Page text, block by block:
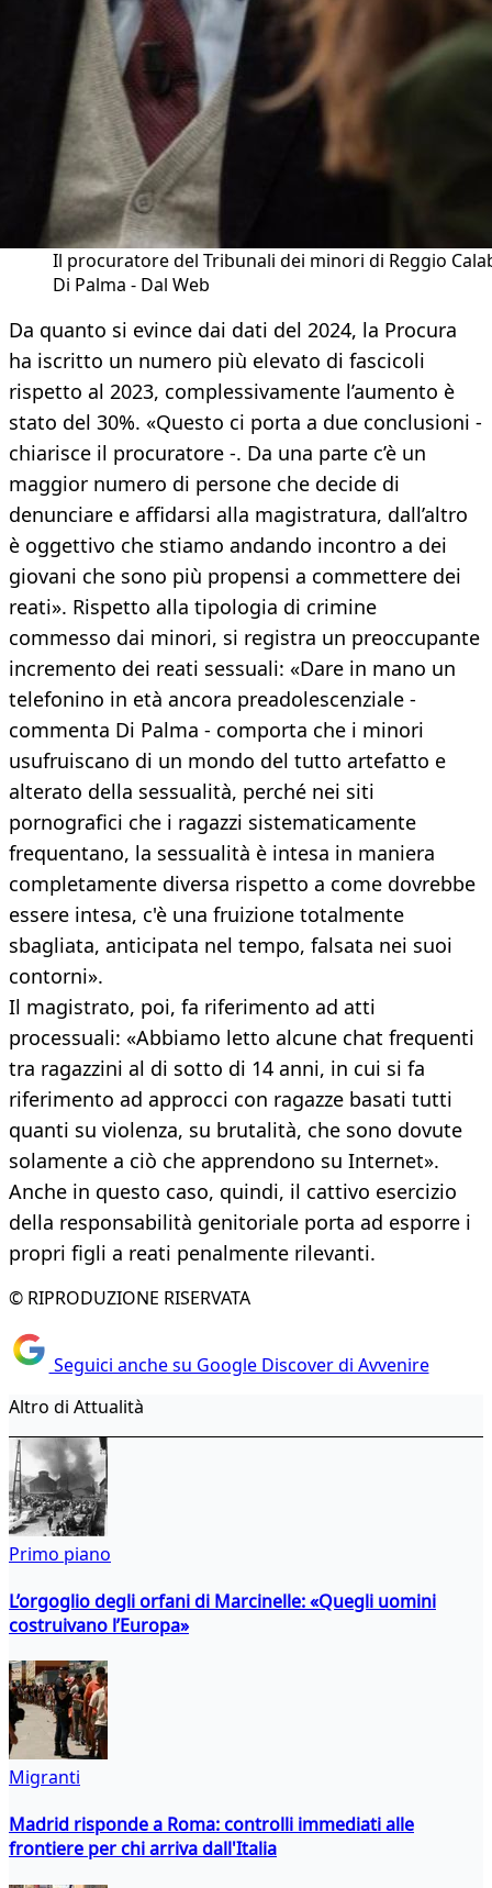
Il procuratore del Tribunali dei minori di Reggio
Di Palma - Dal Web
Da quanto si evince dai dati del 2024, la Procura
ha iscritto un numero più elevato di fascicoli
rispetto al 2023, complessivamente l’aumento è
stato del 30%. «Questo ci porta a due conclusioni -
chiarisce il procuratore -. Da una parte c’è un
maggior numero di persone che decide di
denunciare e affidarsi alla magistratura, dall’altro
è oggettivo che stiamo andando incontro a dei
giovani che sono più propensi a commettere dei
reati». Rispetto alla tipologia di crimine
commesso dai minori, si registra un preoccupante
incremento dei reati sessuali: «Dare in mano un
telefonino in età ancora preadolescenziale -
commenta Di Palma - comporta che i minori
usufruiscano di un mondo del tutto artefatto e
alterato della sessualità, perché nei siti
pornografici che i ragazzi sistematicamente
frequentano, la sessualità è intesa in maniera
completamente diversa rispetto a come dovrebbe
essere intesa, c'è una fruizione totalmente
sbagliata, anticipata nel tempo, falsata nei suoi
contorni».
Il magistrato, poi, fa riferimento ad atti
processuali: «Abbiamo letto alcune chat frequenti
tra ragazzini al di sotto di 14 anni, in cui si fa
riferimento ad approcci con ragazze basati tutti
quanti su violenza, su brutalità, che sono dovute
solamente a ciò che apprendono su Internet».
Anche in questo caso, quindi, il cattivo esercizio
della responsabilità genitoriale porta ad esporre i
propri figli a reati penalmente rilevanti.
© RIPRODUZIONE RISERVATA
Seguici anche su Google Discover di Avvenire
Altro di Attualità
Primo piano
L’orgoglio degli orfani di Marcinelle: «Quegli uomini
costruivano l’Europa»
Migranti
Madrid risponde a Roma: controlli immediati alle
frontiere per chi arriva dall'Italia